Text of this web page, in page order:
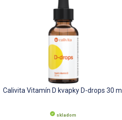
Calivita Vitamín D kvapky D-drops 30 ml
skladom